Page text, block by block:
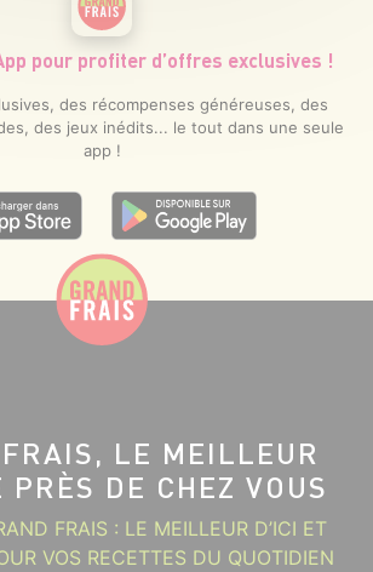
pour profiter d’offres exclusives !
des récompenses généreuses, des
des jeux inédits... le tout dans une seule
app !
LE MEILLEUR
PRÈS DE CHEZ VOUS
FRAIS : LE MEILLEUR D’ICI ET
VOS RECETTES DU QUOTIDIEN